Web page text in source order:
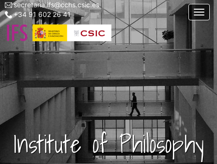
Skip
to
main
content
Menu
top
left
ifs
secretaria.ifs@cchs.csic.es
+34 91 602 26 41
Institute of Philosophy